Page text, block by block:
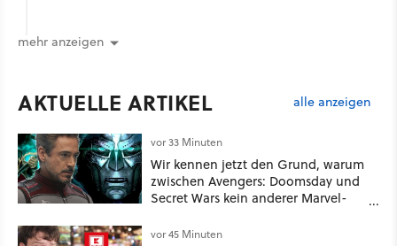
mehr anzeigen
AKTUELLE ARTIKEL alle anzeigen
vor 33 Minuten
Wir kennen jetzt den Grund, warum
zwischen Avengers: Doomsday und
Secret Wars kein anderer Marvel-
vor 45 Minuten